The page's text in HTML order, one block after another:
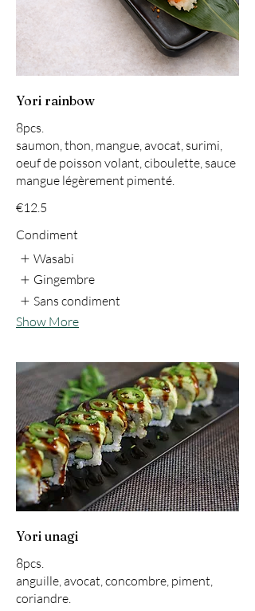
Yori rainbow
8pcs.
saumon, thon, mangue, avocat, surimi,
oeuf de poisson volant, ciboulette, sauce
mangue légèrement pimenté.
€12.5
Condiment
Wasabi
Gingembre
Sans condiment
Show More
Yori unagi
8pcs.
anguille, avocat, concombre, piment,
coriandre.